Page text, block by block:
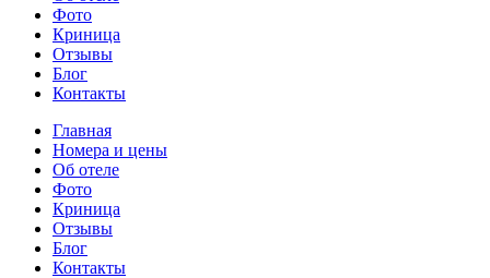
Фото
Криница
Отзывы
Блог
Контакты
Главная
Номера и цены
Об отеле
Фото
Криница
Отзывы
Блог
Контакты